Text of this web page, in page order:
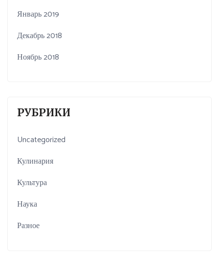
Январь 2019
Декабрь 2018
Ноябрь 2018
РУБРИКИ
Uncategorized
Кулинария
Культура
Наука
Разное